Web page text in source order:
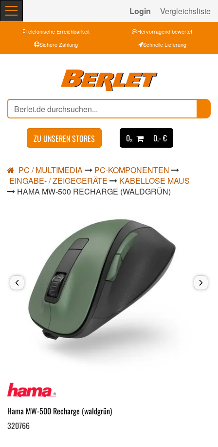
Login Vergleichsliste
Telefonische Erreichbarkeit
Hervorragend bewertet
Sichere Zahlung
Schnelle Lieferung
ZU UNSEREN STORES 0ₓ 0,- €
PC / MULTIMEDIA
PC-KOMPONENTEN
EINGABE- / ZEIGEGERÄTE
KABELLOSE MAUS
HAMA MW-500 RECHARGE (WALDGRÜN)
Hama MW-500 Recharge (waldgrün)
320766